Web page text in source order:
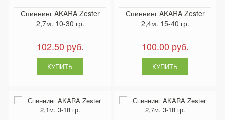
Спиннинг AKARA Zester
2,7м. 10-30 гр.
102.50 руб.
Спиннинг AKARA Zester
2,4м. 15-40 гр.
100.00 руб.